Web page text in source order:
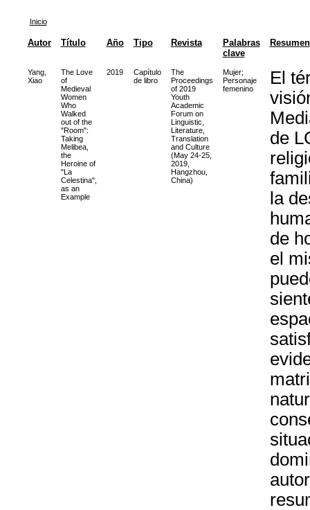
Inicio
Autor Título Año Tipo Revista
Palabras
clave
Resumen
Yang,
Xiao
The Love
of
Medieval
Women
Who
Walked
out of the
"Room":
Taking
Melibea,
the
Heroine of
"La
Celestina",
as an
Example
2019
Capítulo
de libro
The
Proceedings
of 2019
Youth
Academic
Forum on
Linguistic,
Literature,
Translation
and Culture
(May 24-25,
2019,
Hangzhou,
China)
Mujer;
Personaje
femenino
El
de
la
de
el